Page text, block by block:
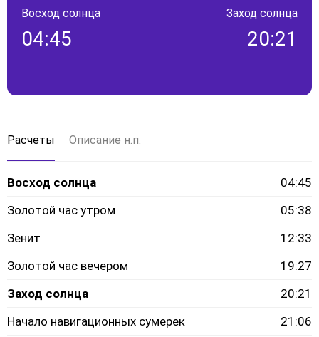
Восход солнца
04:45
Заход солнца
20:21
Расчеты Описание н.п.
Восход солнца
04:45
Золотой час утром
05:38
Зенит
12:33
Золотой час вечером
19:27
Заход солнца
20:21
Начало навигационных сумерек
21:06